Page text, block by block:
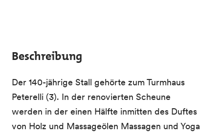
Beschreibung
Der 140-jährige Stall gehörte zum Turmhaus
Peterelli (3). In der renovierten Scheune
werden in der einen Hälfte inmitten des Duftes
von Holz und Massageölen Massagen und Yoga